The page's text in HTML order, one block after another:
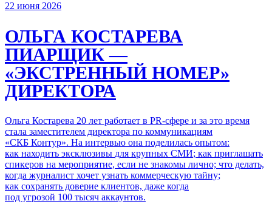
22 июня 2026
ОЛЬГА КОСТАРЕВА
ПИАРЩИК —
«ЭКСТРЕННЫЙ НОМЕР»
ДИРЕКТОРА
Ольга Костарева 20 лет работает в PR-сфере и за это время
стала заместителем директора по коммуникациям
«СКБ Контур». На интервью она поделилась опытом:
как находить эксклюзивы для крупных СМИ; как приглашать
спикеров на мероприятие, если не знакомы лично; что делать,
когда журналист хочет узнать коммерческую тайну;
как сохранять доверие клиентов, даже когда
под угрозой 100 тысяч аккаунтов.